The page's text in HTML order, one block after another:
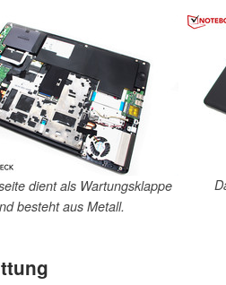
dient als Wartungsklappe
besteht aus Metall.